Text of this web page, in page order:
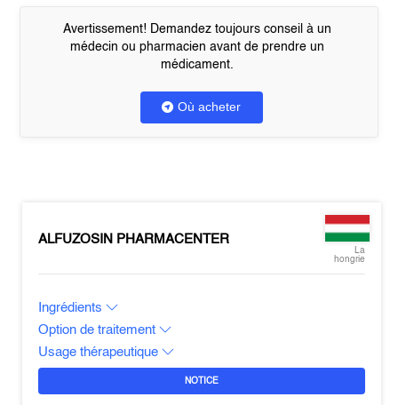
Avertissement! Demandez toujours conseil à un
médecin ou pharmacien avant de prendre un
médicament.
Où acheter
ALFUZOSIN PHARMACENTER
La
hongrie
Ingrédients
Option de traitement
Usage thérapeutique
NOTICE